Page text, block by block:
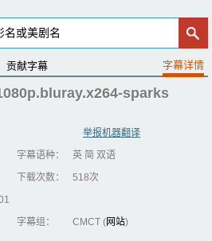
贡献字幕
sparks
举报机器翻译
字幕语种：
英 简 双语
下载次数：
518次
字幕组： CMCT (网站)